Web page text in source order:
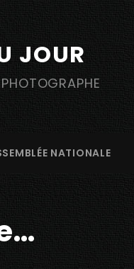
JOUR
NATIONALE